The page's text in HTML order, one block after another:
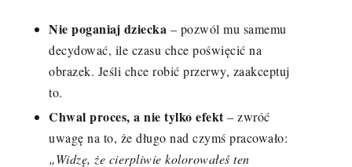
Nie poganiaj dziecka – pozwól mu samemu
decydować, ile czasu chce poświęcić na
obrazek. Jeśli chce robić przerwy, zaakceptuj
to.
Chwal proces, a nie tylko efekt– zwróć
uwagę na to, że długo nad czymś pracowało:
„Widzę, że cierpliwie kolorowałeś ten